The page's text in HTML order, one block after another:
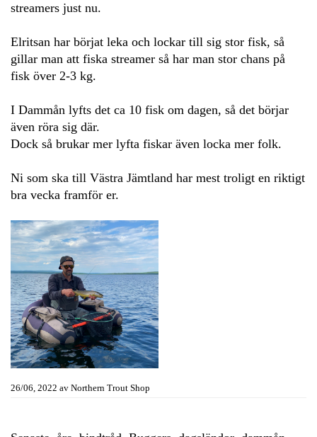
streamers just nu.
Elritsan har börjat leka och lockar till sig stor fisk, så
gillar man att fiska streamer så har man stor chans på
fisk över 2-3 kg.
I Dammån lyfts det ca 10 fisk om dagen, så det börjar
även röra sig där.
Dock så brukar mer lyfta fiskar även locka mer folk.
Ni som ska till Västra Jämtland har mest troligt en riktigt
bra vecka framför er.
26/06, 2022 av Northern Trout Shop